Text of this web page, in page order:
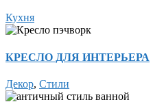
Кухня
КРЕСЛО ДЛЯ ИНТЕРЬЕРА
Декор, Стили